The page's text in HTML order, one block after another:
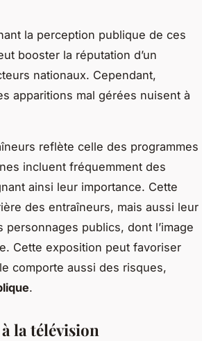
la perception publique de ces
booster la réputation d’un
nationaux. Cependant,
apparitions mal gérées nuisent à
reflète celle des programmes
incluent fréquemment des
ainsi leur importance. Cette
des entraîneurs, mais aussi leur
publics, dont l’image
Cette exposition peut favoriser
comporte aussi des risques,
.
la télévision